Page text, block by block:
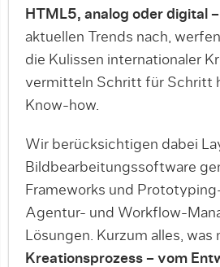
HTML5, analog oder digital –
aktuellen Trends nach,
die Kulissen internationaler
vermitteln Schritt für Schritt
Know-how.
Wir berücksichtigen dabei
Bildbearbeitungssoftware
Frameworks und
Agentur- und Workflow-
Lösungen. Kurzum alles,
Kreationsprozess – vom